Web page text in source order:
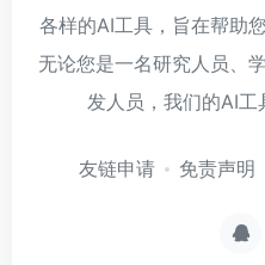
各样的AI工具，旨在帮助
无论您是一名研究人员、
发人员，我们的AI工
友链申请 免责声明